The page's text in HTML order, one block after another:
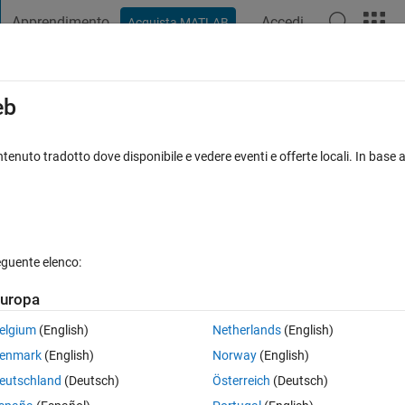
Apprendimento Acquista MATLAB Accedi
increasing values from a to
1 voto
to turn it all into a vector. Here's the start of my code: -
tradotto dove disponibile e vedere eventi e offerte locali. In
elenco:
(English)
(English)
(Deutsch)
Netherlands(English)
Norway(English)
Österreich (Deutsch)